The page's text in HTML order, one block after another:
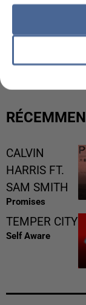
L’UN DES
MAFIA
CALVIN
HARRIS FT.
SAM SMITH
Promises
TEMPER CITY
Self Aware